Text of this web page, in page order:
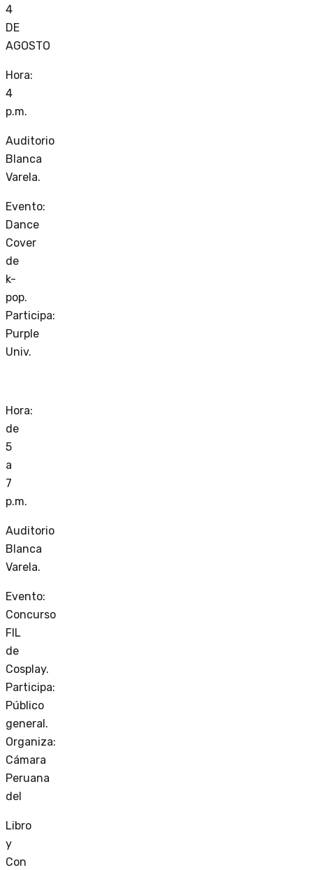
4
DE
AGOSTO
Hora:
4
p.m.
Auditorio
Blanca
Varela.
Evento:
Dance
Cover
de
k-
pop.
Participa:
Purple
Univ.
Hora:
de
5
a
7
p.m.
Auditorio
Blanca
Varela.
Evento:
Concurso
FIL
de
Cosplay.
Participa:
Público
general.
Organiza:
Cámara
Peruana
del
Libro
y
Con